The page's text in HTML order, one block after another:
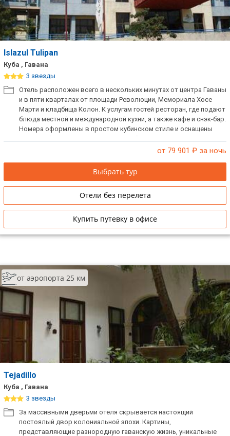
Islazul Tulipan
Куба , Гавана
3 звезды
Отель расположен всего в нескольких минутах от центра Гаваны
и в пяти кварталах от площади Революции, Мемориала Хосе
Марти и кладбища Колон. К услугам гостей ресторан, где подают
блюда местной и международной кухни, а также кафе и снэк-бар.
Номера оформлены в простом кубинском стиле и оснащены
всем необходимым. Прекрасный выбор для осмотра
от 79 901 ₽ за ночь
Выбрать тур
Отели без перелета
Купить путевку в офисе
от аэропорта 25 км
Tejadillo
Куба , Гавана
3 звезды
За массивными дверьми отеля скрывается настоящий
постоялый двор колониальной эпохи. Картины,
представляющие разнородную гаванскую жизнь, уникальные